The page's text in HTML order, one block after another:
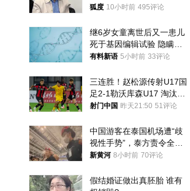
狐度 10小时前 495评论
继6岁女童离世后又一患儿
死于基因编辑试验 隐瞒一
年才对外披露
有料新语 5小时前 33评论
三连胜！赵松源传射U17国
足2-1勒沃库森U17 淘汰赛
将战河床
射门中国 昨天21:50 51评论
中国游客在泰国机场遭“歧
视性手势”，泰方责令全面
调查，对责任人采取最严厉
新黄河 8小时前 70评论
假结婚证做出真胚胎 谁有